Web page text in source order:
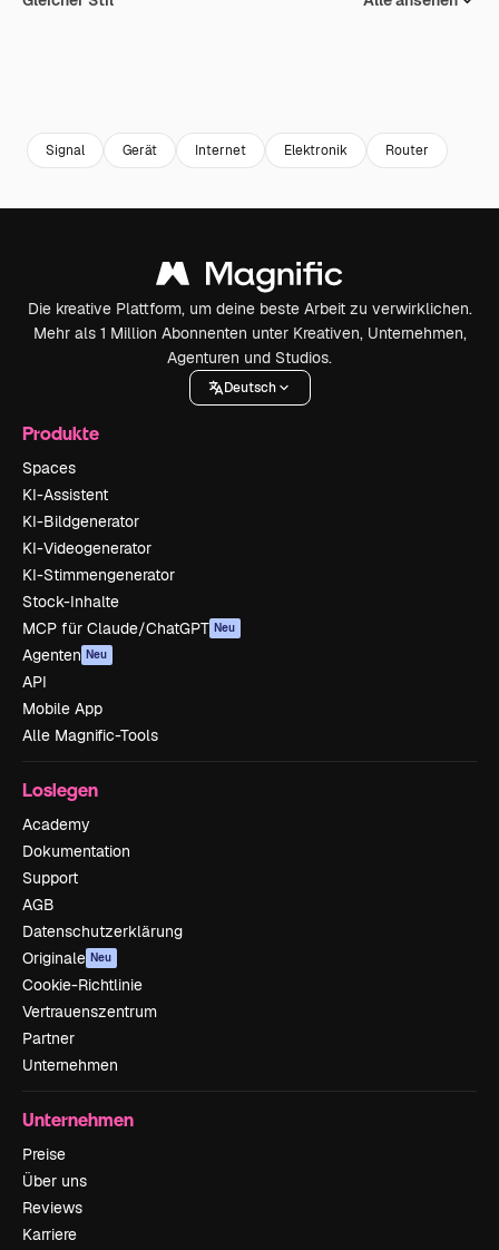
Signal Gerät Internet Elektronik Router
Die kreative Plattform, um deine beste Arbeit zu verwirklichen.
Mehr als 1 Million Abonnenten unter Kreativen, Unternehmen,
Agenturen und Studios.
Deutsch
Produkte
Spaces
KI-Assistent
KI-Bildgenerator
KI-Videogenerator
KI-Stimmengenerator
Stock-Inhalte
MCP für Claude/ChatGPT Neu
Agenten Neu
API
Mobile App
Alle Magnific-Tools
Loslegen
Academy
Dokumentation
Support
AGB
Datenschutzerklärung
Originale Neu
Cookie-Richtlinie
Vertrauenszentrum
Partner
Unternehmen
Unternehmen
Preise
Über uns
Reviews
Karriere